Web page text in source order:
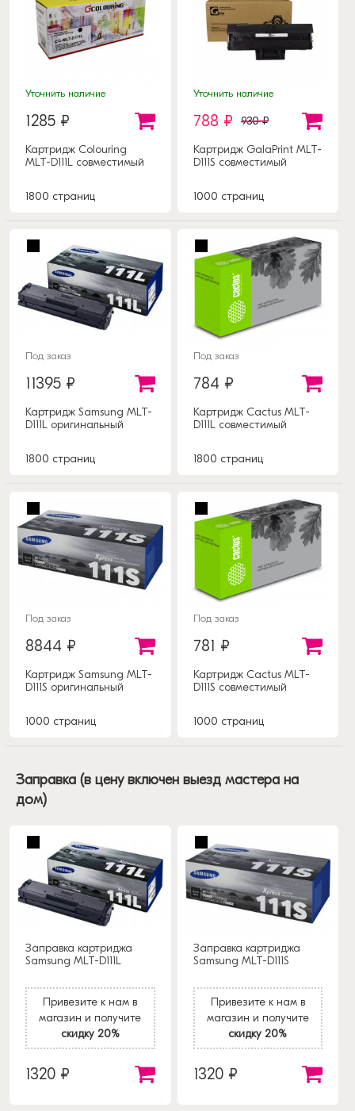
Уточнить наличие
1285 ₽
Картридж Colouring
MLT-D111L совместимый
1800 страниц
Уточнить наличие
788 ₽ 930 ₽
Картридж GalaPrint MLT-
D111S совместимый
1000 страниц
Под заказ
11395 ₽
Картридж Samsung MLT-
D111L оригинальный
1800 страниц
Под заказ
784 ₽
Картридж Cactus MLT-
D111L совместимый
1800 страниц
Под заказ
8844 ₽
Картридж Samsung MLT-
D111S оригинальный
1000 страниц
Под заказ
781 ₽
Картридж Cactus MLT-
D111S совместимый
1000 страниц
Заправка (в цену включен выезд мастера на
дом)
Заправка картриджа
Samsung MLT-D111L
Привезите к нам в
магазин и получите
скидку 20%
1320 ₽
Заправка картриджа
Samsung MLT-D111S
Привезите к нам в
магазин и получите
скидку 20%
1320 ₽